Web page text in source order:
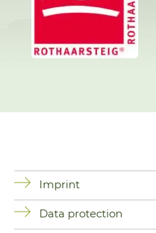
Imprint
Data protection